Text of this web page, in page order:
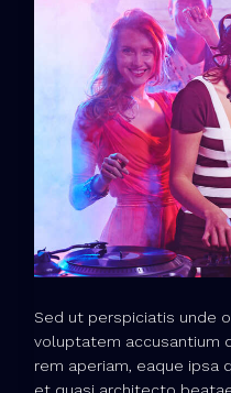
Sed ut perspiciatis unde
voluptatem accusantium
rem aperiam, eaque ipsa